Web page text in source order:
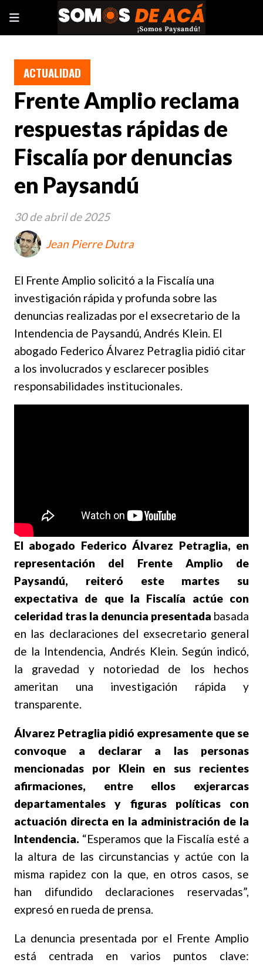
Frente Amplio reclama
respuestas rápidas de
Fiscalía por denuncias
en Paysandú
El Frente Amplio solicitó a la Fiscalía una
investigación rápida y profunda sobre las
denuncias realizadas por el exsecretario de la
Intendencia de Paysandú, Andrés Klein. El
abogado Federico Álvarez Petraglia pidió citar
a los involucrados y esclarecer posibles
responsabilidades institucionales.
ACTUALIDAD
30 de abril de 2025
Jean Pierre Dutra
El abogado Federico Álvarez Petraglia, en
representación del Frente Amplio de
Paysandú, reiteró este martes su
expectativa de que la Fiscalía actúe con
celeridad tras la denuncia presentada basada
en las declaraciones del exsecretario general
de la Intendencia, Andrés Klein. Según indicó,
la gravedad y notoriedad de los hechos
ameritan una investigación rápida y
transparente.
Álvarez Petraglia pidió expresamente que se
convoque a declarar a las personas
mencionadas por Klein en sus recientes
afirmaciones, entre ellos exjerarcas
departamentales y figuras políticas con
actuación directa en la administración de la
Intendencia. “Esperamos que la Fiscalía esté a
la altura de las circunstancias y actúe con la
misma rapidez con la que, en otros casos, se
han difundido declaraciones reservadas”,
expresó en rueda de prensa.
La denuncia presentada por el Frente Amplio
está centrada en varios puntos clave: